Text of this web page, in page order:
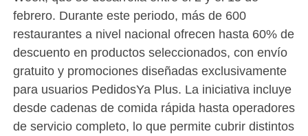
febrero. Durante este periodo, más de 600
restaurantes a nivel nacional ofrecen hasta 60% de
descuento en productos seleccionados, con envío
gratuito y promociones diseñadas exclusivamente
para usuarios PedidosYa Plus. La iniciativa incluye
desde cadenas de comida rápida hasta operadores
de servicio completo, lo que permite cubrir distintos